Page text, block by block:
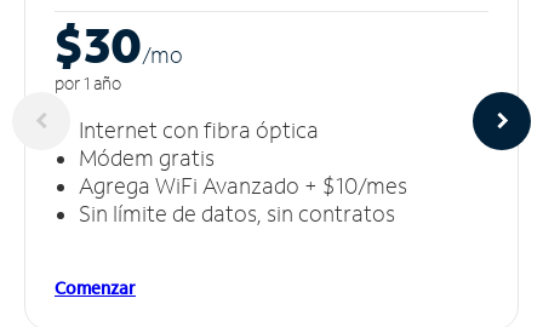
$30/mo
por 1 año
Internet con fibra óptica
Módem gratis
Agrega WiFi Avanzado + $10/mes
Sin límite de datos, sin contratos
Comenzar